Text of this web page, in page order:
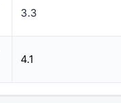
3.3
4.1